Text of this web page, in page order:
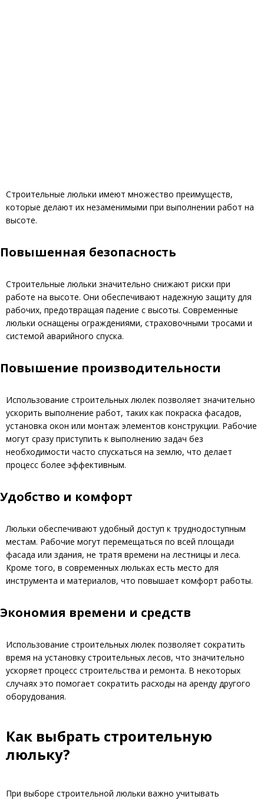
Строительные люльки имеют множество преимуществ,
которые делают их незаменимыми при выполнении работ на
высоте.
Повышенная безопасность
Строительные люльки значительно снижают риски при
работе на высоте. Они обеспечивают надежную защиту для
рабочих, предотвращая падение с высоты. Современные
люльки оснащены ограждениями, страховочными тросами и
системой аварийного спуска.
Повышение производительности
Использование строительных люлек позволяет значительно
ускорить выполнение работ, таких как покраска фасадов,
установка окон или монтаж элементов конструкции. Рабочие
могут сразу приступить к выполнению задач без
необходимости часто спускаться на землю, что делает
процесс более эффективным.
Удобство и комфорт
Люльки обеспечивают удобный доступ к труднодоступным
местам. Рабочие могут перемещаться по всей площади
фасада или здания, не тратя времени на лестницы и леса.
Кроме того, в современных люльках есть место для
инструмента и материалов, что повышает комфорт работы.
Экономия времени и средств
Использование строительных люлек позволяет сократить
время на установку строительных лесов, что значительно
ускоряет процесс строительства и ремонта. В некоторых
случаях это помогает сократить расходы на аренду другого
оборудования.
Как выбрать строительную
люльку?
При выборе строительной люльки важно учитывать